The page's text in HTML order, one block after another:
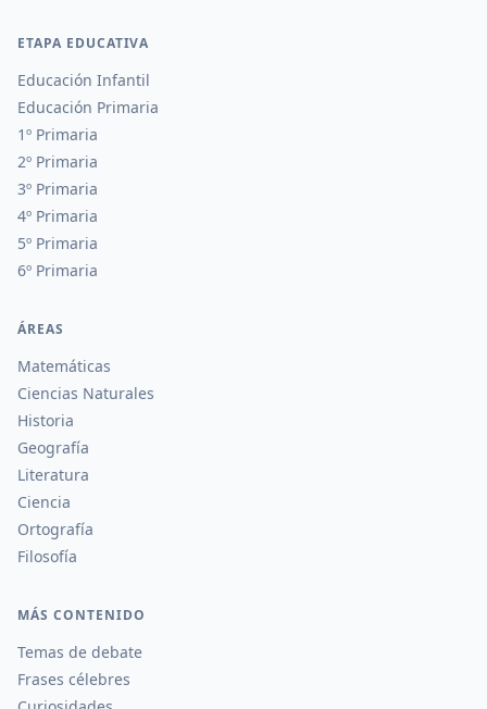
ETAPA EDUCATIVA
Educación Infantil
Educación Primaria
1º Primaria
2º Primaria
3º Primaria
4º Primaria
5º Primaria
6º Primaria
ÁREAS
Matemáticas
Ciencias Naturales
Historia
Geografía
Literatura
Ciencia
Ortografía
Filosofía
MÁS CONTENIDO
Temas de debate
Frases célebres